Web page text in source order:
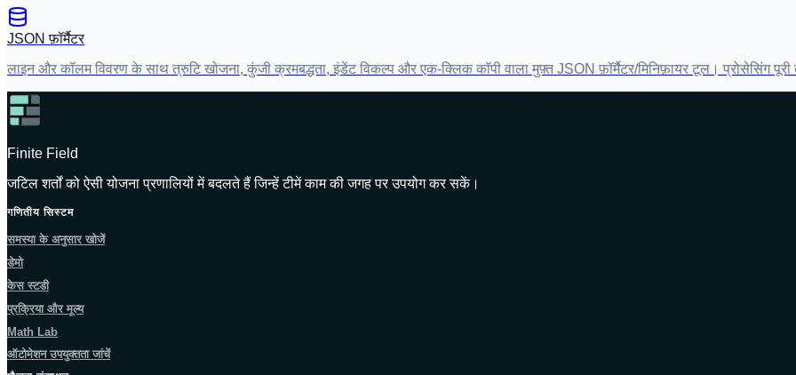
JSON फ़ॉर्मैटर
लाइन और कॉलम विवरण के साथ त्रुटि खोजना, कुंजी क्रमबद्धता, इंडेंट विकल्प और एक-क्लिक कॉपी वाला मुफ़्त JSON फ़ॉर्मैटर/मिनिफ़ायर टूल। प्रोसेसिंग
Finite Field
जटिल शर्तों को ऐसी योजना प्रणालियों में बदलते हैं जिन्हें टीमें काम की जगह पर उपयोग कर सकें।
गणितीय सिस्टम
समस्या के अनुसार खोजें
डेमो
केस स्टडी
प्रक्रिया और मूल्य
Math Lab
ऑटोमेशन उपयुक्तता जांचें